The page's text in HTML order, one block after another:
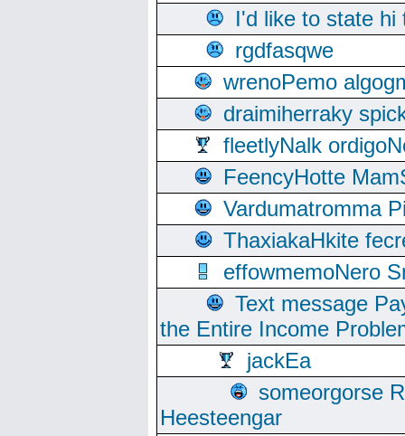
I'd like to state hi
rgdfasqwe
wrenoPemo
draimiherraky
fleetlyNalk
FeencyHotte
Vardumatromma
ThaxiakaHkite
effowmemoNero
Text message
the Entire Income
jackEa
someorgorse
Heesteengar